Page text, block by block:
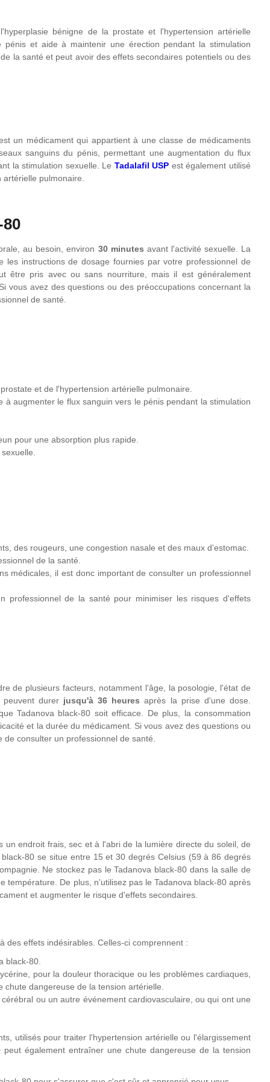
bénigne de la prostate et l'hypertension artérielle
et aide à maintenir une érection pendant la stimulation
la santé et peut avoir des effets secondaires potentiels ou des
un médicament qui appartient à une classe de médicaments
sanguins du pénis, permettant une augmentation du flux
la stimulation sexuelle. Le Tadalafil USP est également utilisé
pulmonaire.
au besoin, environ 30 minutes avant l'activité sexuelle. La
instructions de dosage fournies par votre professionnel de
être pris avec ou sans nourriture, mais il est généralement
vous avez des questions ou des préoccupations concernant la
de santé.
et de l'hypertension artérielle pulmonaire.
à augmenter le flux sanguin vers le pénis pendant la stimulation
pour une absorption plus rapide.
des rougeurs, une congestion nasale et des maux d'estomac.
de la santé.
médicales, il est donc important de consulter un professionnel
professionnel de la santé pour minimiser les risques d'effets
de plusieurs facteurs, notamment l'âge, la posologie, l'état de
durerjusqu'à 36 heures après la prise d'une dose.
Tadanova black-80 soit efficace. De plus, la consommation
et la durée du médicament. Si vous avez des questions ou
consulter un professionnel de santé.
endroit frais, sec et à l'abri de la lumière directe du soleil, de
80 se situe entre 15 et 30 degrés Celsius (59 à 86 degrés
Ne stockez pas le Tadanova black-80 dans la salle de
température. De plus, n'utilisez pas le Tadanova black-80 après
et augmenter le risque d'effets secondaires.
des effets indésirables. Celles-ci comprennent :
black-80.
pour la douleur thoracique ou les problèmes cardiaques,
dangereuse de la tension artérielle.
ou un autre événement cardiovasculaire, ou qui ont une
utilisés pour traiter l'hypertension artérielle ou l'élargissement
également entraîner une chute dangereuse de la tension